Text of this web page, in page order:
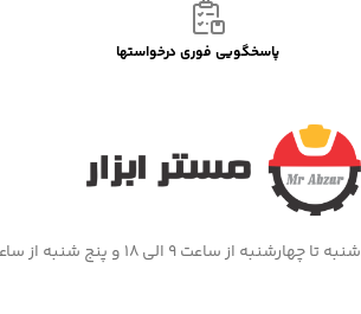
پاسخگویی فوری درخواستها
شنبه تا چهارشنبه از ساعت 9 الی 18 و پنج شنبه از ساعت 9 الی 14 با افتخار در خدمت شما هستیم